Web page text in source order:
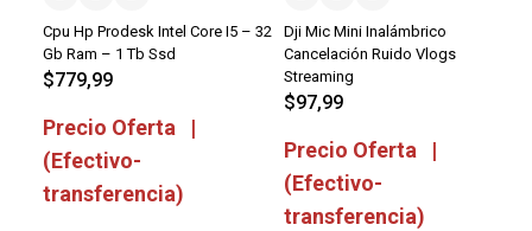
Cpu Hp Prodesk Intel Core I5 – 32
Gb Ram – 1 Tb Ssd
$779,99
Precio Oferta |
(Efectivo-
transferencia)
Dji Mic Mini Inalámbrico
Cancelación Ruido Vlogs
Streaming
$97,99
Precio Oferta |
(Efectivo-
transferencia)